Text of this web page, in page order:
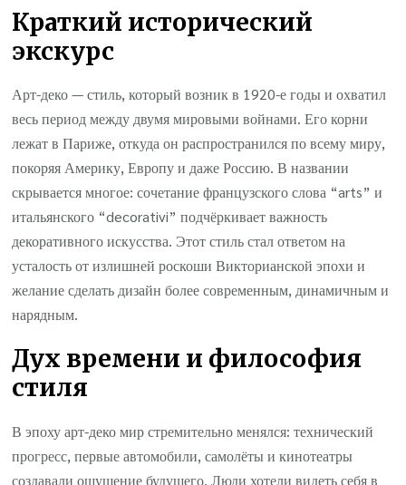
Краткий исторический
экскурс
Арт-деко — стиль, который возник в 1920-е годы и охватил
весь период между двумя мировыми войнами. Его корни
лежат в Париже, откуда он распространился по всему миру,
покоряя Америку, Европу и даже Россию. В названии
скрывается многое: сочетание французского слова “arts” и
итальянского “decorativi” подчёркивает важность
декоративного искусства. Этот стиль стал ответом на
усталость от излишней роскоши Викторианской эпохи и
желание сделать дизайн более современным, динамичным и
нарядным.
Дух времени и философия
стиля
В эпоху арт-деко мир стремительно менялся: технический
прогресс, первые автомобили, самолёты и кинотеатры
создавали ощущение будущего. Люди хотели видеть себя в